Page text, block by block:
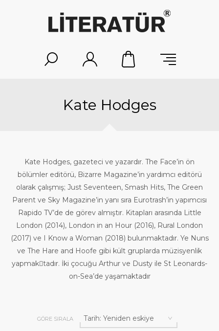
Kate Hodges
Kate Hodges, gazeteci ve yazardır. The Face’in ön
bölümler editörü, Bizarre Magazine’in yardımcı editörü
olarak çalışmış; Just Seventeen, Smash Hits, The Green
Parent ve Sky Magazine’in yanı sıra Eurotrash’in yapımcısı
Rapido TV’de de görev almıştır. Kitapları arasında Little
London (2014), London in an Hour (2016), Rural London
(2017) ve I Know a Woman (2018) bulunmaktadır. Ye Nuns
ve The Hare and Hoofe gibi kült gruplarda müzisyenlik
yapmak￾tadır. İki çocuğu Arthur ve Dusty ile St Leonards-
on-Sea’de yaşamaktadır
GÖRE SIRALA